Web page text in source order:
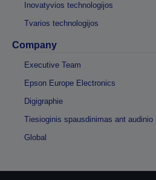
Inovatyvios technologijos
Tvarios technologijos
Company
Executive Team
Epson Europe Electronics
Digigraphie
Tiesioginis spausdinimas ant audinio
Global